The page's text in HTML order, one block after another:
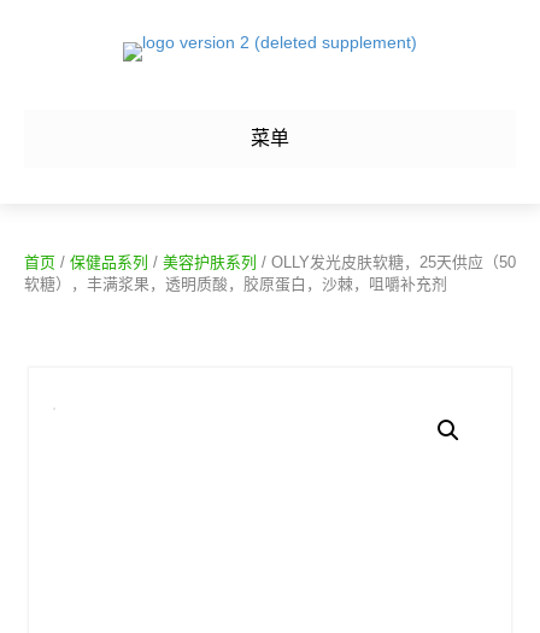
菜单
首页 / 保健品系列 / 美容护肤系列 / OLLY发光皮肤软糖，25天供应（50
软糖），丰满浆果，透明质酸，胶原蛋白，沙棘，咀嚼补充剂